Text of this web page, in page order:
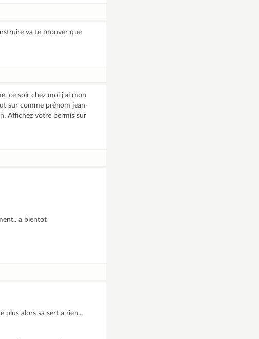
va te prouver que
ce soir chez moi j'ai mon
sur comme prénom jean-
Affichez votre permis sur
a bientot
plus alors sa sert a rien...